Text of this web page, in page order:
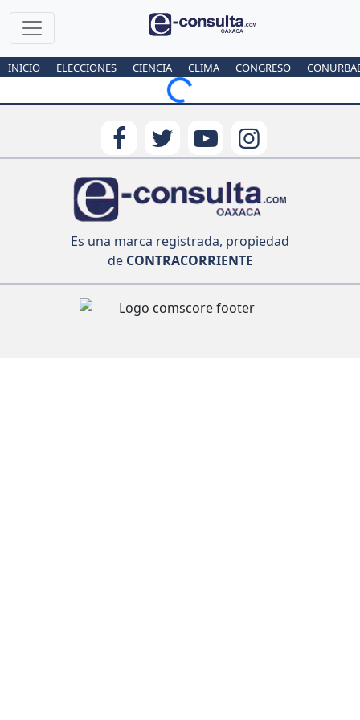
INICIO ELECCIONES CIENCIA CLIMA CONGRESO
Loading...
Es una marca registrada, propiedad
deCONTRACORRIENTE